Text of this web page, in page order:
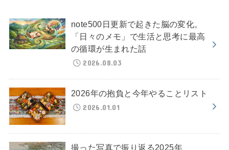
note500日更新で起きた脳の変化。
「日々のメモ」で生活と思考に最高
の循環が生まれた話
2026.08.03
2026年の抱負と今年やることリスト
2026.01.01
撮った写真で振り返る2025年